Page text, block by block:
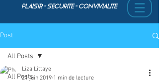
PLAISIR - SEcurite - ConvivialitE
Post
All Posts
All Posts
Liza Littaye
21 juin 2019 1 min de lecture